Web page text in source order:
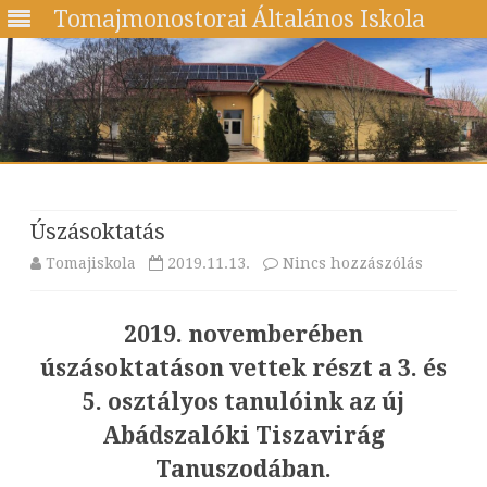
Tomajmonostorai Általános Iskola
Úszásoktatás
Tomajiskola 2019.11.13. Nincs hozzászólás
2019. novemberében
úszásoktatáson vettek részt a 3. és
5. osztályos tanulóink az új
Abádszalóki Tiszavirág
Tanuszodában.